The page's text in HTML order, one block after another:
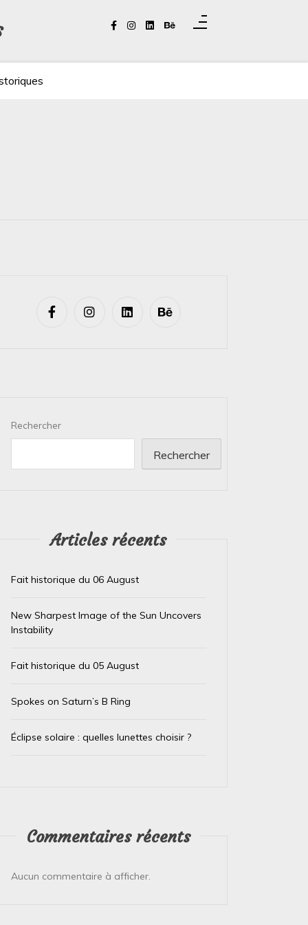
Rechercher
Rechercher
Articles récents
Fait historique du 06 August
New Sharpest Image of the Sun Uncovers
Instability
Fait historique du 05 August
Spokes on Saturn’s B Ring
Éclipse solaire : quelles lunettes choisir ?
Commentaires récents
Aucun commentaire à afficher.